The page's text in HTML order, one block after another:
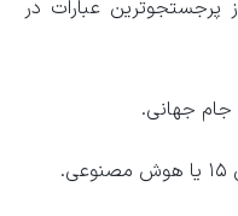
عبارات در
جام جهانی.